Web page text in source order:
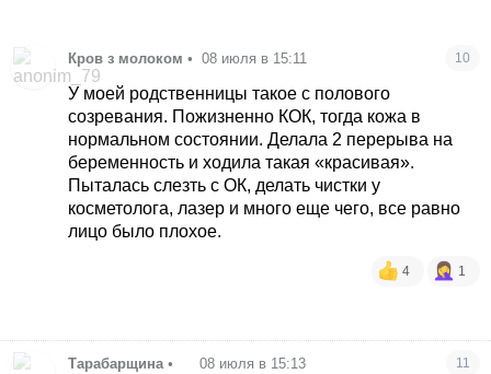
Кров з молоком • 08 июля в 15:11 10
У моей родственницы такое с полового
созревания. Пожизненно КОК, тогда кожа в
нормальном состоянии. Делала 2 перерыва на
беременность и ходила такая «красивая».
Пыталась слезть с ОК, делать чистки у
косметолога, лазер и много еще чего, все равно
лицо было плохое.
4 1
Тарабарщина • 08 июля в 15:13 11